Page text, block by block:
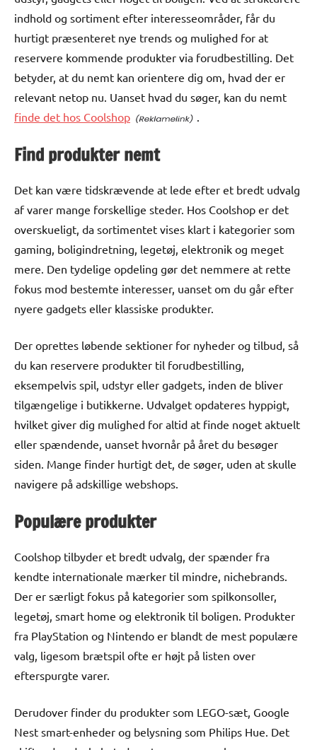
indhold og sortiment efter interesseområder, får du
hurtigt præsenteret nye trends og mulighed for at
reservere kommende produkter via forudbestilling. Det
betyder, at du nemt kan orientere dig om, hvad der er
relevant netop nu. Uanset hvad du søger, kan du nemt
finde det hos Coolshop
Find produkter nemt
Det kan være tidskrævende at lede efter et bredt udvalg
af varer mange forskellige steder. Hos Coolshop er det
overskueligt, da sortimentet vises klart i kategorier som
gaming, boligindretning, legetøj, elektronik og meget
mere. Den tydelige opdeling gør det nemmere at rette
fokus mod bestemte interesser, uanset om du går efter
nyere gadgets eller klassiske produkter.
Der oprettes løbende sektioner for nyheder og tilbud, så
du kan reservere produkter til forudbestilling,
eksempelvis spil, udstyr eller gadgets, inden de bliver
tilgængelige i butikkerne. Udvalget opdateres hyppigt,
hvilket giver dig mulighed for altid at finde noget aktuelt
eller spændende, uanset hvornår på året du besøger
siden. Mange finder hurtigt det, de søger, uden at skulle
navigere på adskillige webshops.
Populære produkter
Coolshop tilbyder et bredt udvalg, der spænder fra
kendte internationale mærker til mindre, nichebrands.
Der er særligt fokus på kategorier som spilkonsoller,
legetøj, smart home og elektronik til boligen. Produkter
fra PlayStation og Nintendo er blandt de mest populære
valg, ligesom brætspil ofte er højt på listen over
efterspurgte varer.
Derudover finder du produkter som LEGO-sæt, Google
Nest smart-enheder og belysning som Philips Hue. Det